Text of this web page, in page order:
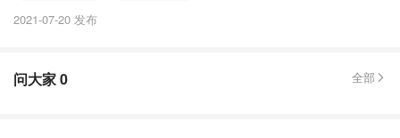
2021-07-20 发布
问大家0 全部